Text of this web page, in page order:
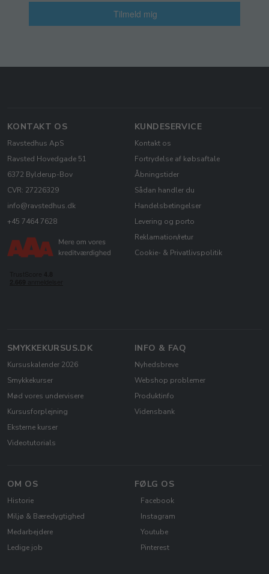
Tilmeld mig
KONTAKT OS
Ravstedhus ApS
Ravsted Hovedgade 51
6372 Bylderup-Bov
CVR: 27226329
info@ravstedhus.dk
+45 7464 7628
KUNDESERVICE
Kontakt os
Fortrydelse af købsaftale
Åbningstider
Sådan handler du
Handelsbetingelser
Levering og porto
Reklamation/retur
Cookie- & Privatlivspolitik
SMYKKEKURSUS.DK
Kursuskalender 2026
Smykkekurser
Mød vores undervisere
Kursusforplejning
Eksterne kurser
Videotutorials
INFO & FAQ
Nyhedsbreve
Webshop problemer
Produktinfo
Vidensbank
OM OS
Historie
Miljø & Bæredygtighed
Medarbejdere
Ledige job
FØLG OS
Facebook
Instagram
Youtube
Pinterest